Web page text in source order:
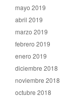
mayo 2019
abril 2019
marzo 2019
febrero 2019
enero 2019
diciembre 2018
noviembre 2018
octubre 2018